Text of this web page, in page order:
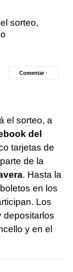
sorteo,
Comentar ·
el sorteo, a
del
tarjetas de
de la
. Hasta la
en los
Los
depositarlos
y en el